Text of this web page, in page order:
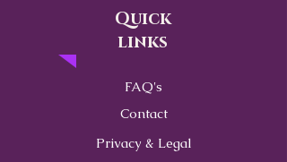
Quick
links
FAQ's
Contact
Privacy & Legal